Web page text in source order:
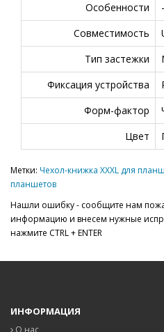
Особенности
-
Совместимость
Тип застежки
Фиксация устройства
Форм-фактор
Цвет
Метки: Чехол-книжка XXXL для
планшетов
Нашли ошибку - сообщите нам
информацию и внесем нужные
нажмите CTRL + ENTER
ИНФОРМАЦИЯ
О нас